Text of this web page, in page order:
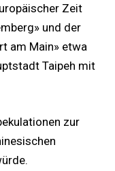
Zeit
und der
am Main» etwa
Taipeh mit
zur